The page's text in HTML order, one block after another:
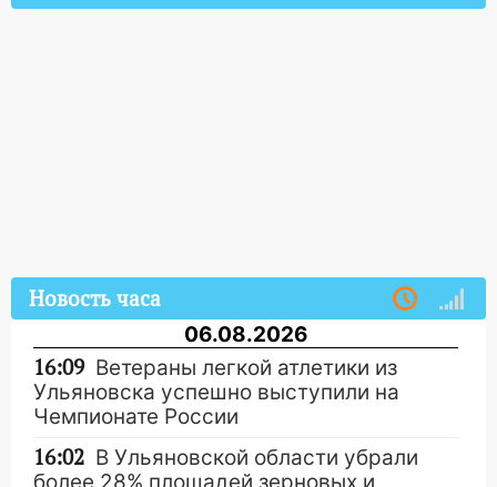
Новость часа
06.08.2026
16:09 Ветераны легкой атлетики из
Ульяновска успешно выступили на
Чемпионате России
16:02 В Ульяновской области убрали